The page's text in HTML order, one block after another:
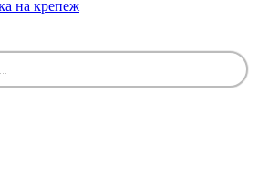
на крепеж